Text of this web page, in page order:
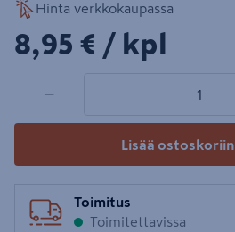
Hinta verkkokaupassa
8,95€/kpl
8,95 € / kpl
−
Lisää ostoskoriin
Toimitus
Toimitettavissa